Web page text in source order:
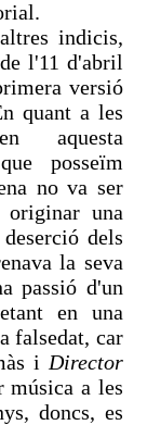
indicis,
l'11 d'abril
versió
quant a les
aquesta
posseïm
no va ser
originar una
dels
la seva
passió d'un
en una
falsedat, car
i Director
música a les
doncs, es